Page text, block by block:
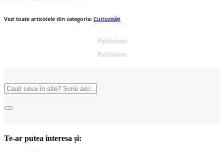
Vezi toate articolele din categoria: Curiozități
Publicitate
Publicitate
Te-ar putea interesa și: